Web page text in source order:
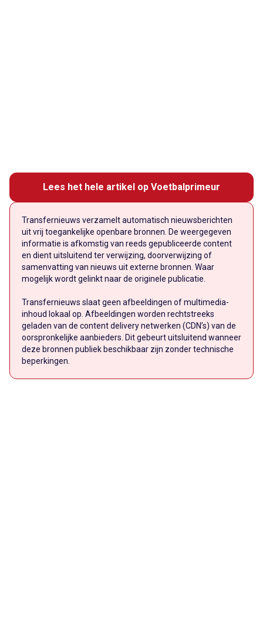
Lees het hele artikel op Voetbalprimeur
Transfernieuws verzamelt automatisch nieuwsberichten
uit vrij toegankelijke openbare bronnen. De weergegeven
informatie is afkomstig van reeds gepubliceerde content
en dient uitsluitend ter verwijzing, doorverwijzing of
samenvatting van nieuws uit externe bronnen. Waar
mogelijk wordt gelinkt naar de originele publicatie.
Transfernieuws slaat geen afbeeldingen of multimedia-
inhoud lokaal op. Afbeeldingen worden rechtstreeks
geladen van de content delivery netwerken (CDN’s) van de
oorspronkelijke aanbieders. Dit gebeurt uitsluitend wanneer
deze bronnen publiek beschikbaar zijn zonder technische
beperkingen.